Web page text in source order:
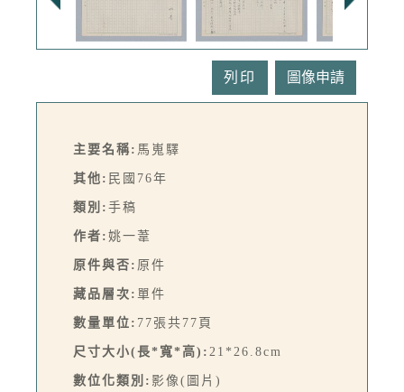
列印
主要名稱: 馬嵬驛
其他: 民國76年
類別: 手稿
作者: 姚一葦
原件與否: 原件
藏品層次: 單件
數量單位: 77張共77頁
尺寸大小(長*寬*高): 21*26.8cm
數位化類別: 影像(圖片)